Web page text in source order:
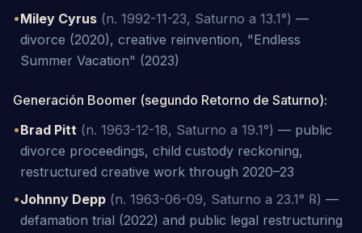
•Miley Cyrus (n. 1992-11-23, Saturno a 13.1°) —
divorce (2020), creative reinvention, "Endless
Summer Vacation" (2023)
Generación Boomer (segundo Retorno de Saturno):
•Brad Pitt (n. 1963-12-18, Saturno a 19.1°) — public
divorce proceedings, child custody reckoning,
restructured creative work through 2020–23
•Johnny Depp (n. 1963-06-09, Saturno a 23.1° ℞) —
defamation trial (2022) and public legal restructuring